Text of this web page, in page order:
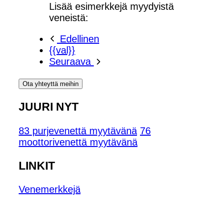
Lisää esimerkkejä myydyistä
veneistä:
Edellinen
{{val}}
Seuraava
Ota yhteyttä meihin
JUURI NYT
83 purjevenettä myytävänä 76
moottorivenettä myytävänä
LINKIT
Venemerkkejä